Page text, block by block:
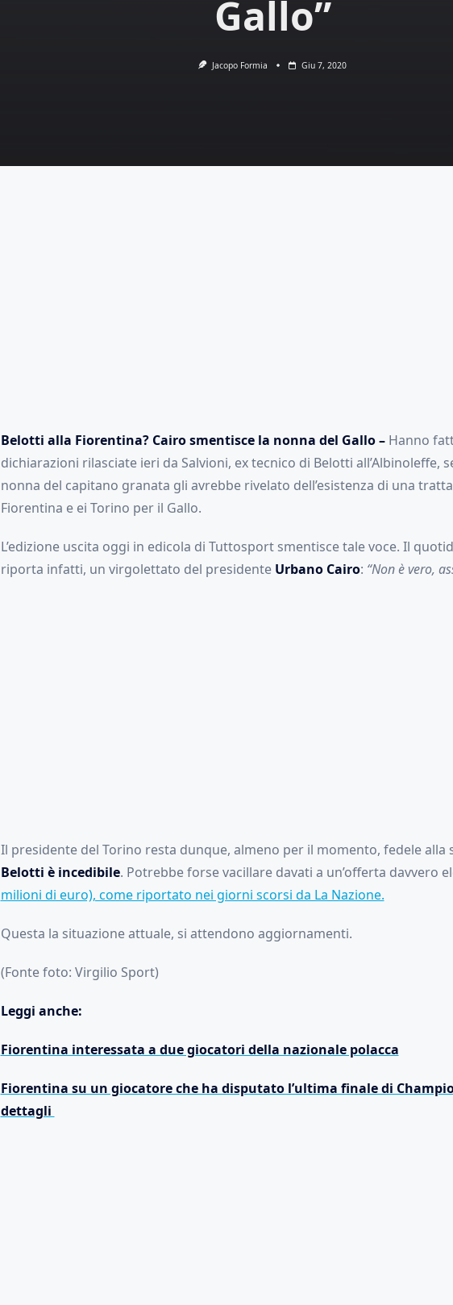
Gallo”
Jacopo Formia Giu 7, 2020
Belotti alla Fiorentina? Cairo smentisce la nonna del Gallo –Hanno
dichiarazioni rilasciate ieri da Salvioni, ex tecnico di Belotti all’Albinoleffe,
nonna del capitano granata gli avrebbe rivelato dell’esistenza di una
Fiorentina e ei Torino per il Gallo.
L’edizione uscita oggi in edicola di Tuttosport smentisce tale voce. Il
riporta infatti, un virgolettato del presidente Urbano Cairo: “Non è vero,
Il presidente del Torino resta dunque, almeno per il momento, fedele alla
Belotti è incedibile. Potrebbe forse vacillare davati a un’offerta davvero
milioni di euro), come riportato nei giorni scorsi da La Nazione.
Questa la situazione attuale, si attendono aggiornamenti.
(Fonte foto: Virgilio Sport)
Leggi anche:
Fiorentina interessata a due giocatori della nazionale polacca
Fiorentina su un giocatore che ha disputato l’ultima finale di
dettagli